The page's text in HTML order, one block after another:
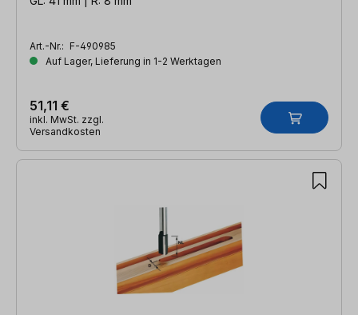
Art.-Nr.: F-490985
Auf Lager, Lieferung in 1-2 Werktagen
51,11 €
inkl. MwSt. zzgl.
Versandkosten